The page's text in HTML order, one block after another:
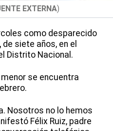
EXTERNA)
como desparecido
de siete años, en el
Distrito Nacional.
se encuentra
Nosotros no lo hemos
Félix Ruiz, padre